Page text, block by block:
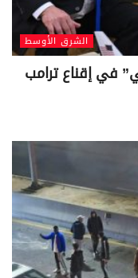
الشرق الأوسط
في إقناع ترامب